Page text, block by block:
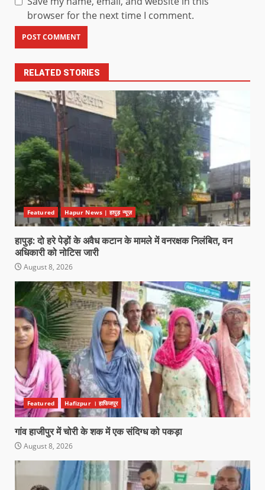
browser for the next time I comment.
RELATED STORIES
Featured Hapur News | हापुड़ न्यूज़
हापुड़: दो हरे पेड़ों के अवैध कटान के मामले में वनरक्षक निलंबित, वन
अधिकारी को नोटिस जारी
August 8, 2026
Featured Hafizpur । हाफिजपुर
गांव हाजीपुर में चोरी के शक में एक संदिग्ध को पकड़ा
August 8, 2026